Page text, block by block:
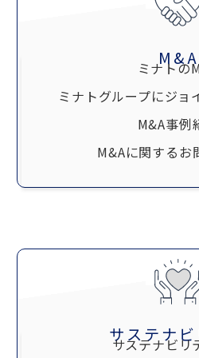
M&A
ミナトの
ミナトグループにジョ
M&A事例
M&Aに関するお
サステナビ
サステナビリ